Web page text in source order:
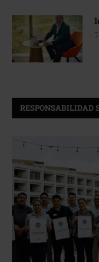
RESPONSABILIDAD